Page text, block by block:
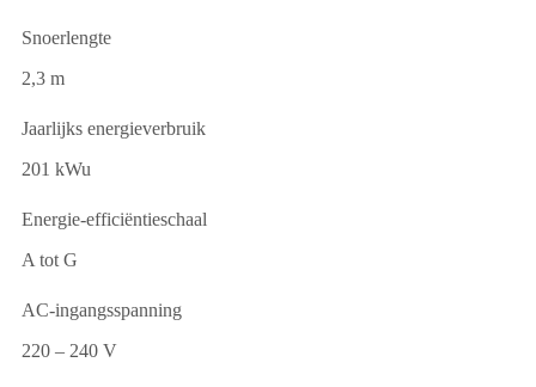
Snoerlengte
2,3 m
Jaarlijks energieverbruik
201 kWu
Energie-efficiëntieschaal
A tot G
AC-ingangsspanning
220 – 240 V